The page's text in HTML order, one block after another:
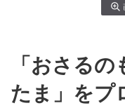
「おさる
たま」をプ